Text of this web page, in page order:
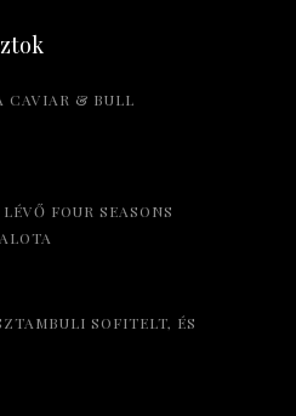
CAVIAR & BULL
FOUR SEASONS
SOFITELT, ÉS